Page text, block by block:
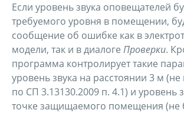
Если уровень звука оповещателей
требуемого уровня в помещении,
сообщение об ошибке как в
модели, так и в диалоге Проверки.
программа контролирует такие
уровень звука на расстоянии 3 м
по СП 3.13130.2009 п. 4.1) и уровень
точке защищаемого помещения (не